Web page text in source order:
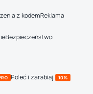
z kodemReklama
Bezpieczeństwo
Poleć i zarabiaj 10%